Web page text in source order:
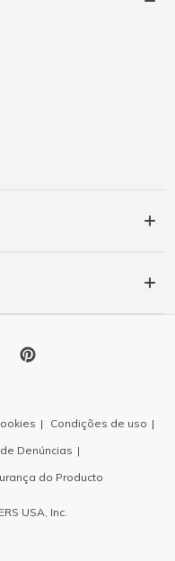
Condições de uso
Denúncias
do Producto
USA, Inc.